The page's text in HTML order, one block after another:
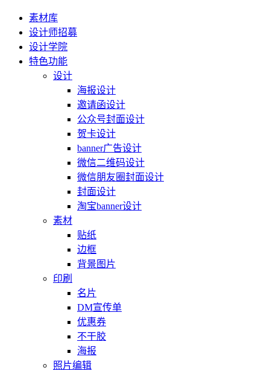
素材库
设计师招募
设计学院
特色功能
设计
海报设计
邀请函设计
公众号封面设计
贺卡设计
banner广告设计
微信二维码设计
微信朋友圈封面设计
封面设计
淘宝banner设计
素材
贴纸
边框
背景图片
印刷
名片
DM宣传单
优惠券
不干胶
海报
照片编辑